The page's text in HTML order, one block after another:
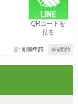
QRコードを
見る
6時間前
削除申請